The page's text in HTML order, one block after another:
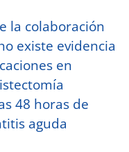
la colaboración
existe evidencia
en
48 horas de
aguda